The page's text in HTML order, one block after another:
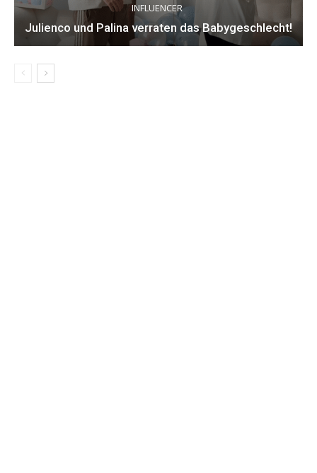
INFLUENCER
Julienco und Palina verraten das Babygeschlecht!